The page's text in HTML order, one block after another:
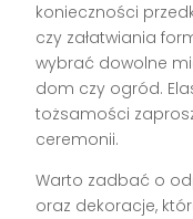
konieczności
czy załatwiania
wybrać dowolne
dom czy ogród.
tożsamości
ceremonii.
Warto zadbać o
oraz dekoracje,